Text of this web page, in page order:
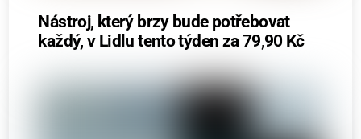
Nástroj, který brzy bude potřebovat
každý, v Lidlu tento týden za 79,90 Kč